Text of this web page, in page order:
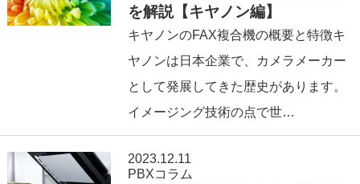
を解説【キヤノン編】
キヤノンのFAX複合機の概要と特徴キ
ヤノンは日本企業で、カメラメーカー
として発展してきた歴史があります。
イメージング技術の点で世…
2023.12.11
PBXコラム